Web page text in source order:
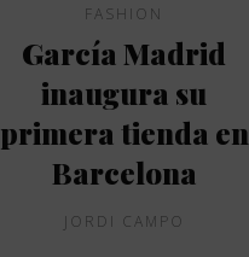
FASHION
García Madrid
inaugura su
primera tienda en
Barcelona
JORDI CAMPO